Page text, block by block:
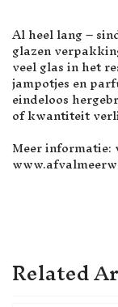
Al heel lang –
glazen
veel glas in het
jampotjes en
eindeloos
of kwantiteit
Meer informatie:
Related